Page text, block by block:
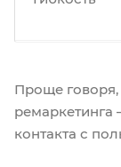
Проще говоря,
контакта с